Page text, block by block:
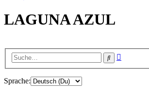
LAGUNA AZUL
Suche
Sprache: